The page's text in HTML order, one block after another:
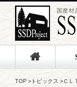
TOP > トピックス >ＣＬ